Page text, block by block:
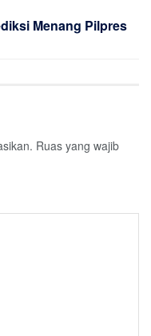
Menang Pilpres
Ruas yang wajib